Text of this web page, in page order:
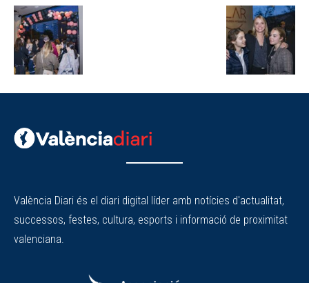
València Diari és el diari digital líder amb notícies d'actualitat,
successos, festes, cultura, esports i informació de proximitat
valenciana.